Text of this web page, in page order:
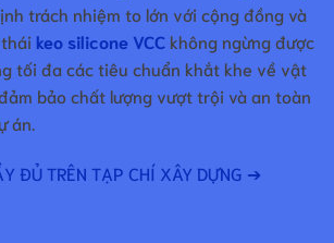
trách nhiệm to lớn với cộng đồng và
keo silicone VCC không ngừng được
tối đa các tiêu chuẩn khắt khe về vật
bảo chất lượng vượt trội và an toàn
án.
ĐỦ TRÊN TẠP CHÍ XÂY DỰNG ➔